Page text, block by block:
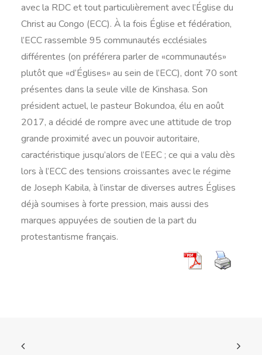
avec la RDC et tout particulièrement avec l’Église du
Christ au Congo (ECC). À la fois Église et fédération,
l’ECC rassemble 95 communautés ecclésiales
différentes (on préférera parler de «communautés»
plutôt que «d’Églises» au sein de l’ECC), dont 70 sont
présentes dans la seule ville de Kinshasa. Son
président actuel, le pasteur Bokundoa, élu en août
2017, a décidé de rompre avec une attitude de trop
grande proximité avec un pouvoir autoritaire,
caractéristique jusqu’alors de l’EEC ; ce qui a valu dès
lors à l’ECC des tensions croissantes avec le régime
de Joseph Kabila, à l’instar de diverses autres Églises
déjà soumises à forte pression, mais aussi des
marques appuyées de soutien de la part du
protestantisme français.